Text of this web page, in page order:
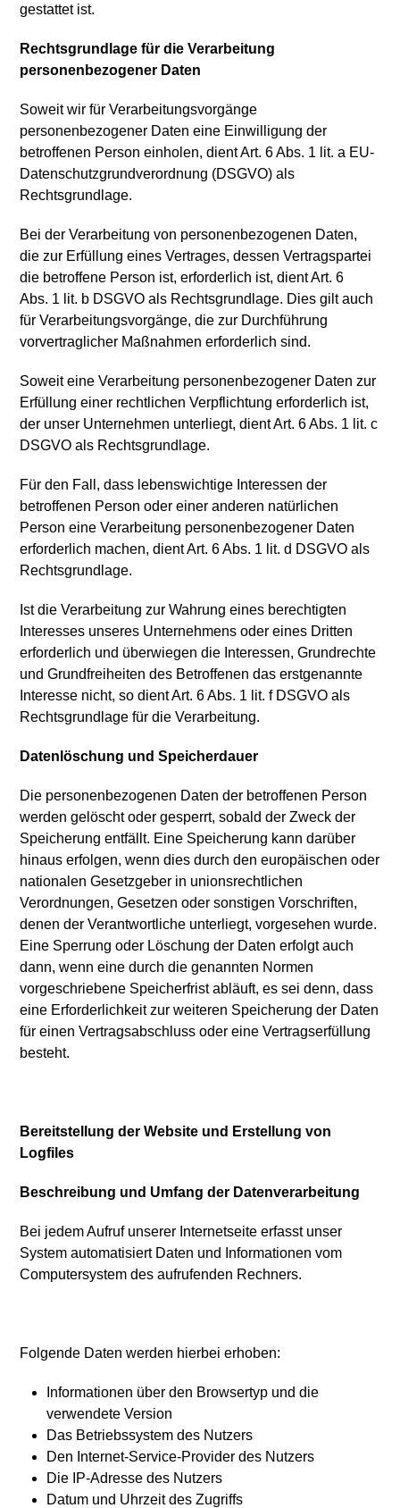
gestattet ist.
Rechtsgrundlage für die Verarbeitung
personenbezogener Daten
Soweit wir für Verarbeitungsvorgänge
personenbezogener Daten eine Einwilligung der
betroffenen Person einholen, dient Art. 6 Abs. 1 lit. a EU-
Datenschutzgrundverordnung (DSGVO) als
Rechtsgrundlage.
Bei der Verarbeitung von personenbezogenen Daten,
die zur Erfüllung eines Vertrages, dessen Vertragspartei
die betroffene Person ist, erforderlich ist, dient Art. 6
Abs. 1 lit. b DSGVO als Rechtsgrundlage. Dies gilt auch
für Verarbeitungsvorgänge, die zur Durchführung
vorvertraglicher Maßnahmen erforderlich sind.
Soweit eine Verarbeitung personenbezogener Daten zur
Erfüllung einer rechtlichen Verpflichtung erforderlich ist,
der unser Unternehmen unterliegt, dient Art. 6 Abs. 1 lit. c
DSGVO als Rechtsgrundlage.
Für den Fall, dass lebenswichtige Interessen der
betroffenen Person oder einer anderen natürlichen
Person eine Verarbeitung personenbezogener Daten
erforderlich machen, dient Art. 6 Abs. 1 lit. d DSGVO als
Rechtsgrundlage.
Ist die Verarbeitung zur Wahrung eines berechtigten
Interesses unseres Unternehmens oder eines Dritten
erforderlich und überwiegen die Interessen, Grundrechte
und Grundfreiheiten des Betroffenen das erstgenannte
Interesse nicht, so dient Art. 6 Abs. 1 lit. f DSGVO als
Rechtsgrundlage für die Verarbeitung.
Datenlöschung und Speicherdauer
Die personenbezogenen Daten der betroffenen Person
werden gelöscht oder gesperrt, sobald der Zweck der
Speicherung entfällt. Eine Speicherung kann darüber
hinaus erfolgen, wenn dies durch den europäischen oder
nationalen Gesetzgeber in unionsrechtlichen
Verordnungen, Gesetzen oder sonstigen Vorschriften,
denen der Verantwortliche unterliegt, vorgesehen wurde.
Eine Sperrung oder Löschung der Daten erfolgt auch
dann, wenn eine durch die genannten Normen
vorgeschriebene Speicherfrist abläuft, es sei denn, dass
eine Erforderlichkeit zur weiteren Speicherung der Daten
für einen Vertragsabschluss oder eine Vertragserfüllung
besteht.
Bereitstellung der Website und Erstellung von
Logfiles
Beschreibung und Umfang der Datenverarbeitung
Bei jedem Aufruf unserer Internetseite erfasst unser
System automatisiert Daten und Informationen vom
Computersystem des aufrufenden Rechners.
Folgende Daten werden hierbei erhoben:
Informationen über den Browsertyp und die
verwendete Version
Das Betriebssystem des Nutzers
Den Internet-Service-Provider des Nutzers
Die IP-Adresse des Nutzers
Datum und Uhrzeit des Zugriffs